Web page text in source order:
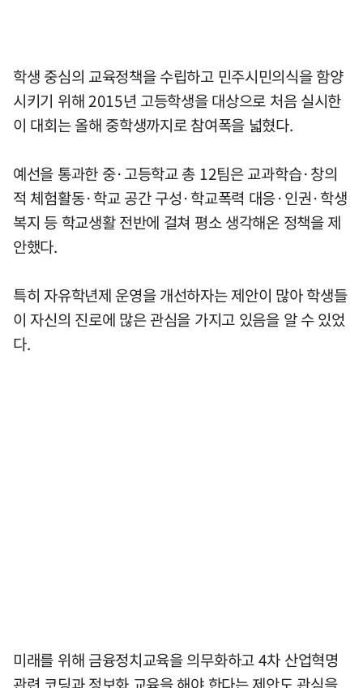
학생 중심의 교육정책을 수립하고 민주시민의식을 함양
시키기 위해 2015년 고등학생을 대상으로 처음 실시한
이 대회는 올해 중학생까지로 참여폭을 넓혔다.
예선을 통과한 중·고등학교 총 12팀은 교과학습·창의
적 체험활동·학교 공간 구성·학교폭력 대응·인권·학생
복지 등 학교생활 전반에 걸쳐 평소 생각해온 정책을 제
안했다.
특히 자유학년제 운영을 개선하자는 제안이 많아 학생들
이 자신의 진로에 많은 관심을 가지고 있음을 알 수 있었
다.
미래를 위해 금융정치교육을 의무화하고 4차 산업혁명